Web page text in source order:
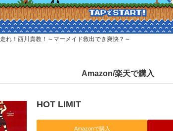
走れ！西川貴教！～マーメイド救出でき爽快？～
Amazon/楽天で購入
HOT LIMIT
Amazonで購入